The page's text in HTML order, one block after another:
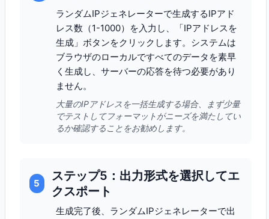
ランダムIPジェネレーターで生成するIPアド
レス数（1-1000）を入力し、「IPアドレスを
生成」ボタンをクリックします。システムは
ブラウザのローカルですべてのデータを素早
く生成し、サーバーの応答を待つ必要があり
ません。
大量のIPアドレスを一括生成する場合、まず少量
でテストしてフォーマットがニーズを満たしてい
るか確認することをお勧めします。
5
ステップ5：出力形式を選択してエ
クスポート
生成完了後、ランダムIPジェネレーターで出